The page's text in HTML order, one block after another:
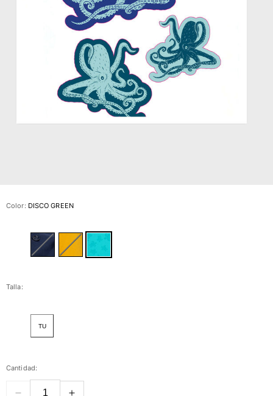
Slip
Mágico
Ver todo Bañadores
Pret-a-porter
Polos
Camisas
Tallas grandes
Ver todo Mujer
Trajes de baño
Color: DISCO GREEN
Talla:
TU
Cantidad: